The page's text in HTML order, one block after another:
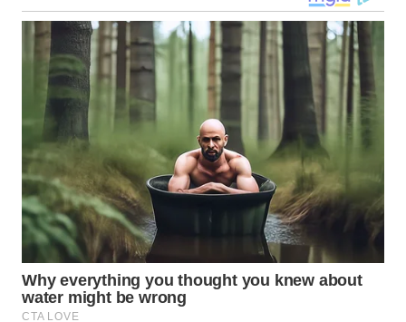
TAPANULI
TENGAH
WN DELI
SERDANG
WN
TEBING
TINGGI
WN
PAKPAK
WN